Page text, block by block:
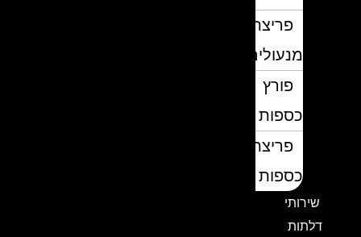
פריצת
מנעולים
פורץ
כספות
פריצת
כספות
שירותי
דלתות